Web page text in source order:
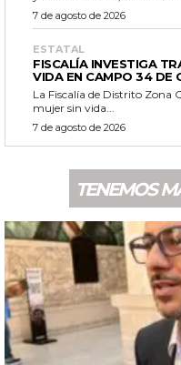
7 de agosto de 2026
ESTATAL
FISCALÍA INVESTIGA
VIDA EN CAMPO 34 DE
La Fiscalía de Distrito Zona
mujer sin vida...
7 de agosto de 2026
TENEMOS